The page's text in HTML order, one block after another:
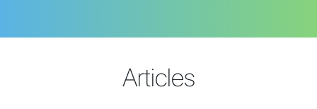
Articles